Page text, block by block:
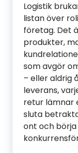
Logistik
listan över
företag. Det
produkter,
som avgör
– eller aldrig
leverans,
retur lämnar
sluta
ont och